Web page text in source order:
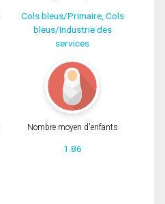
Cols bleus/Primaire, Cols
bleus/Industrie des
services
Nombre moyen d'enfants
1.86